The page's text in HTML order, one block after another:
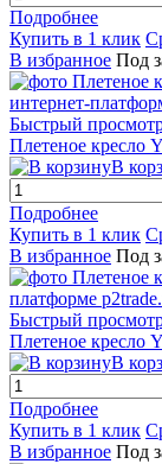
Подробнее
Купить в 1 клик
В избранное Под
Быстрый
Плетеное кресло
В
Подробнее
Купить в 1 клик
В избранное Под
Быстрый
Плетеное кресло
В
Подробнее
Купить в 1 клик
В избранное Под